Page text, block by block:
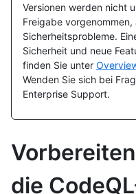
Versionen werden nicht
Freigabe
Sicherheitsprobleme.
Sicherheit und neue
finden Sie unter
Wenden Sie sich bei
Enterprise Support.
die